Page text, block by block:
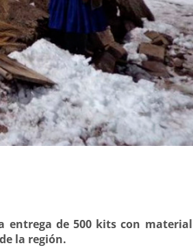
entrega de 500 kits con material
la región.